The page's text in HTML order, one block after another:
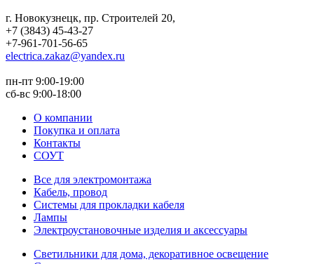
г. Новокузнецк, пр. Строителей 20,
+7 (3843) 45-43-27
+7-961-701-56-65
electrica.zakaz@yandex.ru
пн-пт 9:00-19:00
сб-вс 9:00-18:00
О компании
Покупка и оплата
Контакты
СОУТ
Все для электромонтажа
Кабель, провод
Системы для прокладки кабеля
Лампы
Электроустановочные изделия и аксессуары
Светильники для дома, декоративное освещение